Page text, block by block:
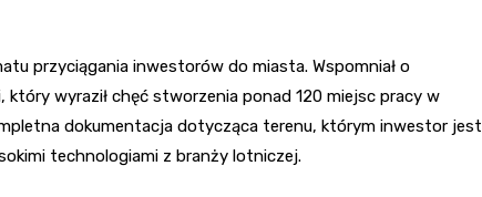
przyciągania inwestorów do miasta. Wspomniał o
wyraził chęć stworzenia ponad 120 miejsc pracy w
dokumentacja dotycząca terenu, którym inwestor jest
technologiami z branży lotniczej.